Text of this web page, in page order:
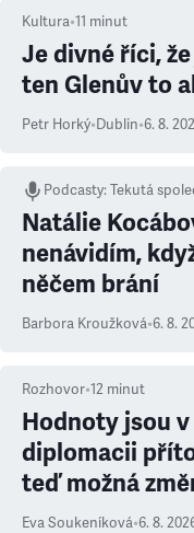
Kultura•11 minut
Je divné říci,
ten Glenův to
Petr Horký•Dublin•6. 8.
Podcasty:Tekutá
Natálie
nenávidím,
něčem brání
Barbora Kroužková•6. 8.
Rozhovor•12 minut
Hodnoty jsou
diplomacii
teď možná
Eva Soukeníková•6. 8.